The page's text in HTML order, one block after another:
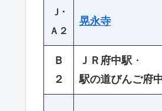
Ｊ･
Ａ２
晃永寺
Ｂ
２
ＪＲ府中駅 ・
駅の道びんご府